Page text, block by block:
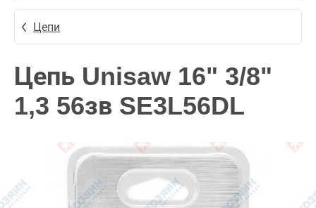
Цепи
Цепь Unisaw 16" 3/8"
1,3 56зв SE3L56DL